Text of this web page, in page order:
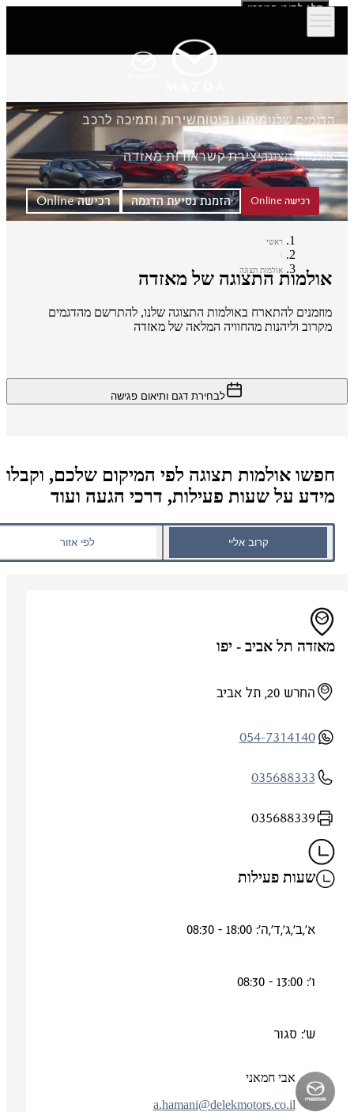
דלג לתוכן המרכזי
הדגמים שלנומימון וביטוחשירות ותמיכה לרכב
אולמות תצוגהיצירת קשראודות מאזדה
רכישה Online הזמנת נסיעת הדגמה רכישה Online
ראשי
אולמות תצוגה
אולמות התצוגה של מאזדה
מוזמנים להתארח באולמות התצוגה שלנו, להתרשם מהדגמים
מקרוב וליהנות מהחוויה המלאה של מאזדה
לבחירת דגם ותיאום פגישה
חפשו אולמות תצוגה לפי המיקום שלכם, וקבלו
מידע על שעות פעילות, דרכי הגעה ועוד
קרוב אליי לפי אזור
מאזדה תל אביב - יפו
החרש 20, תל אביב
054-7314140
035688333
035688339
שעות פעילות
א',ב',ג',ד',ה': 18:00 - 08:30
ש': סגור
אבי חמאני
a.hamani@delekmotors.co.il